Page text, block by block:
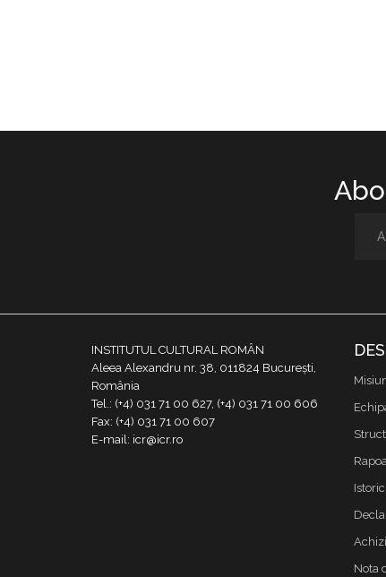
INSTITUTUL CULTURAL ROMÂN
Aleea Alexandru nr. 38, 011824 București,
România
Tel.: (+4) 031 71 00 627, (+4) 031 71 00 606
Fax: (+4) 031 71 00 607
E-mail: icr@icr.ro
Istoric
Nota